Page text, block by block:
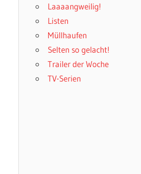
Laaaangweilig!
Listen
Müllhaufen
Selten so gelacht!
Trailer der Woche
TV-Serien